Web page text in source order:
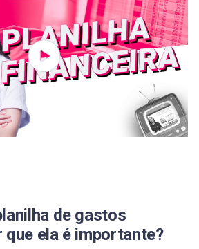
criar sua própria planilha de
para monitorar suas
Contas da Serasa para
pode ajudar a evitar dívidas?
de gastos
que ela é importante?